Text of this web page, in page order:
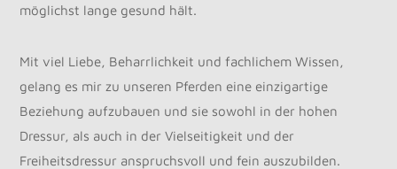
möglichst lange gesund hält.
Mit viel Liebe, Beharrlichkeit und fachlichem Wissen,
gelang es mir zu unseren Pferden eine einzigartige
Beziehung aufzubauen und sie sowohl in der hohen
Dressur, als auch in der Vielseitigkeit und der
Freiheitsdressur anspruchsvoll und fein auszubilden.